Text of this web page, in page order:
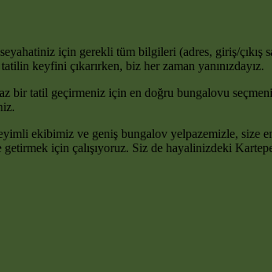
için gerekli tüm bilgileri (adres, giriş/
keyfini çıkarırken, biz her zaman yanınızdayız.
bir tatil geçirmeniz için en doğru bungalovu
ekibimiz ve geniş bungalov yelpazemizle, size
için çalışıyoruz. Siz de hayalinizdeki